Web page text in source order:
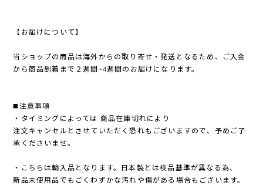
【お届けについて】
当ショップの商品は海外からの取り寄せ・発送となるため、ご入金
から商品到着まで２週間~4週間のお届けになります。
◼️注意事項
・タイミングによっては 商品在庫切れにより
注文キャンセルとさせていただく恐れもございますので、予めご了
承くださいませ。
・こちらは輸入品となります。日本製とは検品基準が異なる為、
新品未使用品でもごくわずかな汚れや傷がある場合もございます。